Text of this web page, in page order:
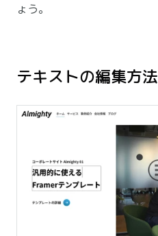
ょう。
テキストの編集方法